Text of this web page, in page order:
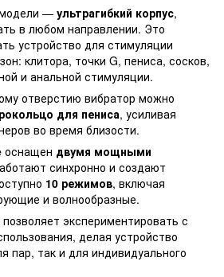
модели — ультрагибкий корпус,
в любом направлении. Это
устройство для стимуляции
клитора, точки G, пениса, сосков,
и анальной стимуляции.
отверстию вибратор можно
для пениса, усиливая
во время близости.
оснащен двумя мощными
синхронно и создают
10 режимов, включая
и волнообразные.
экспериментировать с
делая устройство
пар, так и для индивидуального